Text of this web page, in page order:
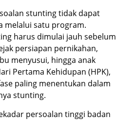
stunting tidak dapat
melalui satu program.
harus dimulai jauh sebelum
persiapan pernikahan,
menyusui, hingga anak
Pertama Kehidupan (HPK),
paling menentukan dalam
stunting.
persoalan tinggi badan